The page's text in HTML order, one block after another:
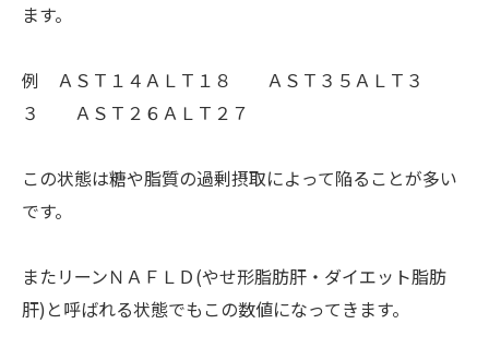
ます。
例 ＡＳＴ１４ＡＬＴ１８ ＡＳＴ３５ＡＬＴ３
３ ＡＳＴ２６ＡＬＴ２７
この状態は糖や脂質の過剰摂取によって陥ることが多い
です。
またリーンＮＡＦＬＤ(やせ形脂肪肝・ダイエット脂肪
肝)と呼ばれる状態でもこの数値になってきます。